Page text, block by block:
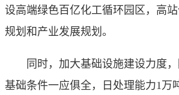
设高端绿色百亿化工循环园区，高
规划和产业发展规划。
同时，加大基础设施建设力度
基础条件一应俱全，日处理能力1万